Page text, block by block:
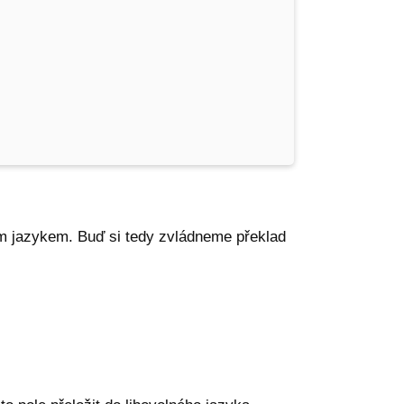
jazykem. Buď si tedy zvládneme překlad